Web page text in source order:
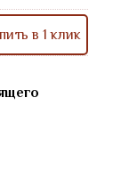
в 1 клик